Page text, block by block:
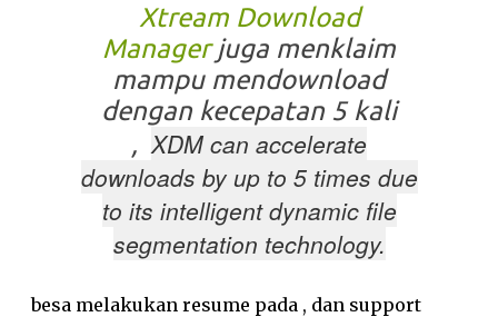
Xtream Download
Managerjuga menklaim
mampu mendownload
dengan kecepatan 5 kali
, XDM can accelerate
downloads by up to 5 times due
to its intelligent dynamic file
segmentation technology.
besa melakukan resume pada , dan support